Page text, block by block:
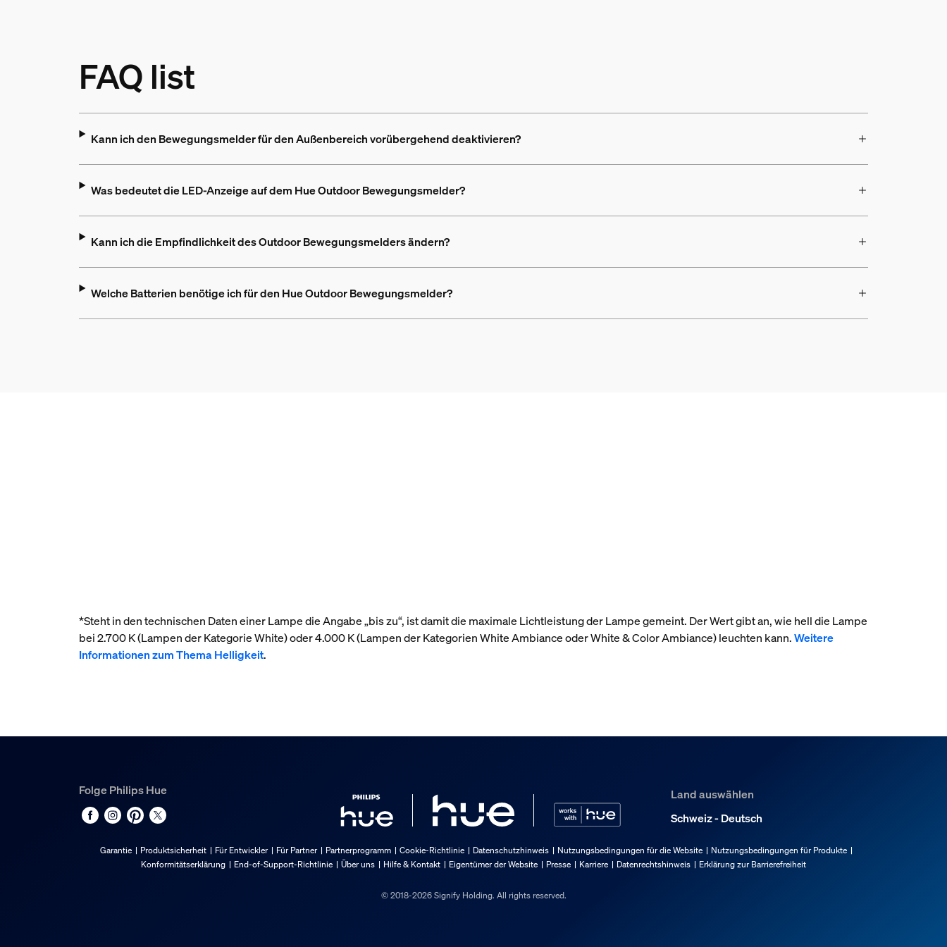
FAQ list
Kann ich den Bewegungsmelder für den Außenbereich vorübergehend deaktivieren?
Was bedeutet die LED-Anzeige auf dem Hue Outdoor Bewegungsmelder?
Kann ich die Empfindlichkeit des Outdoor Bewegungsmelders ändern?
Welche Batterien benötige ich für den Hue Outdoor Bewegungsmelder?
*Steht in den technischen Daten einer Lampe die Angabe „bis zu“, ist damit die maximale Lichtleistung der Lampe gemeint. Der Wert gibt an, wie hell die Lampe
bei 2.700 K (Lampen der Kategorie White) oder 4.000 K (Lampen der Kategorien White Ambiance oder White & Color Ambiance) leuchten kann.Weitere
Informationen zum Thema Helligkeit.
Folge Philips Hue
Land auswählen
Schweiz - Deutsch
Garantie Produktsicherheit Für Entwickler Für Partner Partnerprogramm Cookie-Richtlinie Datenschutzhinweis Nutzungsbedingungen für die Website
Nutzungsbedingungen für Produkte
Konformitätserklärung
End-of-Support-Richtlinie Über uns Hilfe & Kontakt Eigentümer der Website Presse Karriere Datenrechtshinweis Erklärung zur Barrierefreiheit
© 2018-2026 Signify Holding. All rights reserved.